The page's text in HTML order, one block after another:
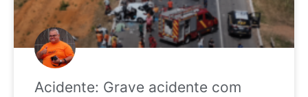
Acidente: Grave acidente com